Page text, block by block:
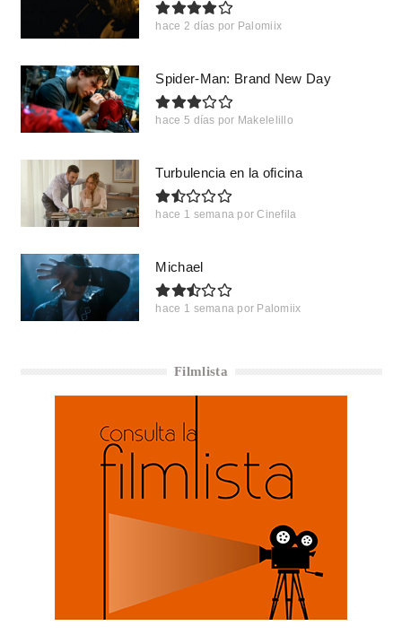
hace 2 días por Palomiix
Spider-Man: Brand New Day
hace 5 días por Makelelillo
Turbulencia en la oficina
hace 1 semana por Cinefila
Michael
hace 1 semana por Palomiix
Filmlista